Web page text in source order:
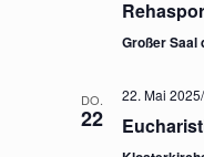
Großer Saal
DO.
22
22. Mai